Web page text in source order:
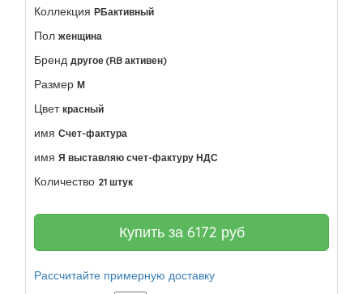
Коллекция РБактивный
Пол женщина
Бренд другое (RB активен)
Размер М
Цвет красный
имя Счет-фактура
имя Я выставляю счет-фактуру НДС
Количество 21 штук
Купить за 6172 руб
Рассчитайте примерную доставку